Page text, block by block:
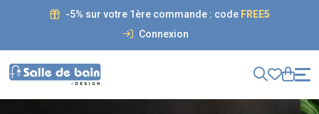
-5% sur votre 1ère commande : code FREE5
Connexion